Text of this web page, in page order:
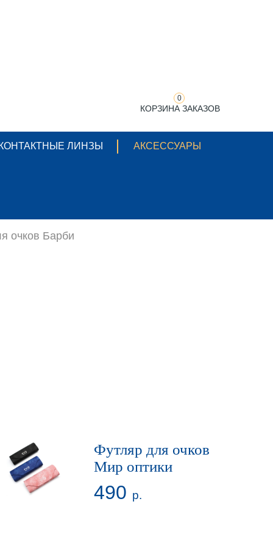
0
КОРЗИНА ЗАКАЗОВ
КОНТАКТНЫЕ ЛИНЗЫ АКСЕССУАРЫ
очков Барби
Футляр для очков
Мир оптики
490 р.